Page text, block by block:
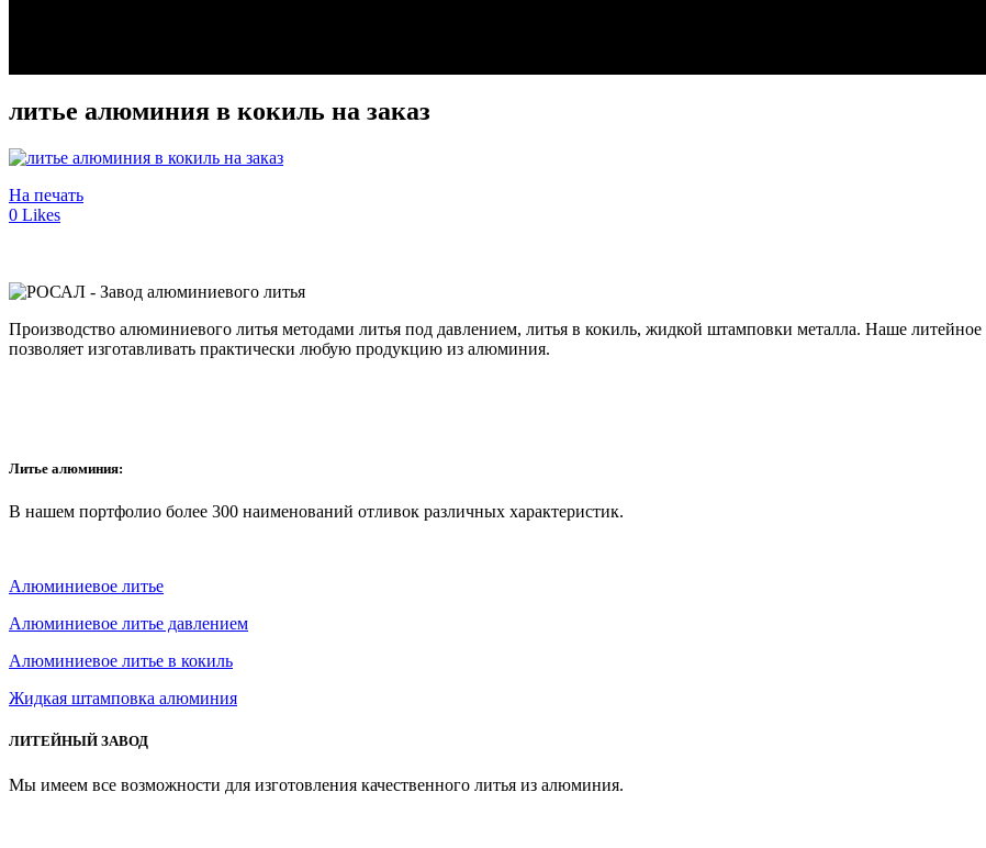
литье алюминия в кокиль на заказ
На печать
0 Likes
Производство алюминиевого литья методами литья под давлением, литья в кокиль, жидкой штамповки металла. Наше
позволяет изготавливать практически любую продукцию из алюминия.
Литье алюминия:
В нашем портфолио более 300 наименований отливок различных характеристик.
Алюминиевое литье
Алюминиевое литье давлением
Алюминиевое литье в кокиль
Жидкая штамповка алюминия
ЛИТЕЙНЫЙ ЗАВОД
Мы имеем все возможности для изготовления качественного литья из алюминия.